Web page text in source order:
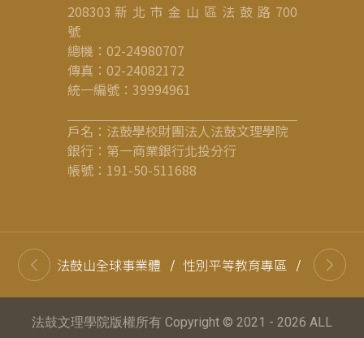
208303 新 北 市 金 山 區 法 鼓 路 700
號
總機：02-24980707
傳真：02-24082172
統一編號：39994961
戶名：法鼓學校財團法人法鼓文理學院
銀行：第一商業銀行北投分行
帳號：191-50-511688
法鼓山全球事業體 / 性別平等教育專區 / 高等教
法鼓文理學院版權所有 Copyright © 2021 - 2026 ALL